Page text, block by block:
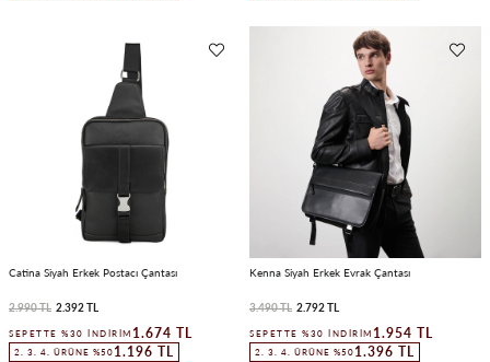
Catina Siyah Erkek Postacı Çantası
2.392 TL
2.990 TL
SEPETTE %30 İNDIRIM 1.674 TL
2. 3. 4. ÜRÜNE %50 1.196 TL
Kenna Siyah Erkek Evrak Çantası
2.792 TL
3.490 TL
SEPETTE %30 İNDIRIM 1.954 TL
2. 3. 4. ÜRÜNE %50 1.396 TL